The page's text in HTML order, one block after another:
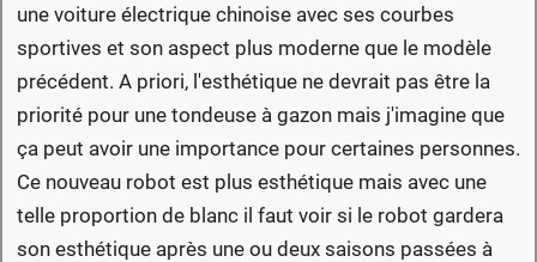
une voiture électrique chinoise avec ses courbes
sportives et son aspect plus moderne que le modèle
précédent. A priori, l'esthétique ne devrait pas être la
priorité pour une tondeuse à gazon mais j'imagine que
ça peut avoir une importance pour certaines personnes.
Ce nouveau robot est plus esthétique mais avec une
telle proportion de blanc il faut voir si le robot gardera
son esthétique après une ou deux saisons passées à